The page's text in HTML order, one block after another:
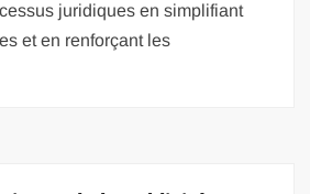
juridiques en simplifiant
et en renforçant les